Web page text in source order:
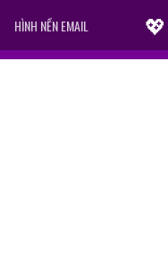
HÌNH NỀN EMAIL 💖